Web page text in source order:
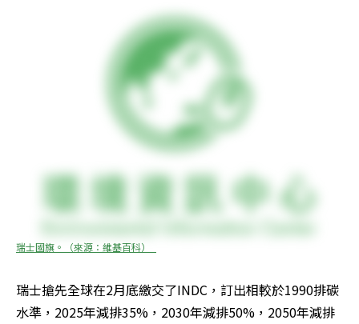
瑞士國旗。（來源：維基百科）_
瑞士搶先全球在2月底繳交了INDC，訂出相較於1990排碳
水準，2025年減排35%，2030年減排50%，2050年減排